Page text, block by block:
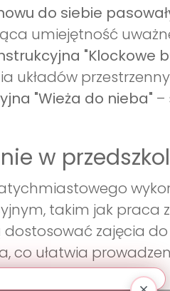
do siebie
umiejętność
"Klockowe
układów
"Wieża do nieba" –
w
takim jak praca
zajęcia do
co ułatwia